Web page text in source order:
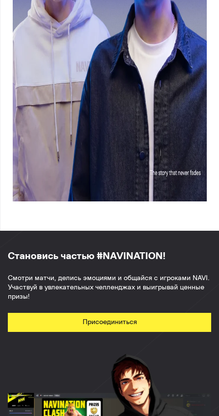
Становись частью #NAVINATION!
Смотри матчи, делись эмоциями и общайся с игроками NAVI.
Участвуй в увлекательных челленджах и выигрывай ценные
призы!
Присоединиться